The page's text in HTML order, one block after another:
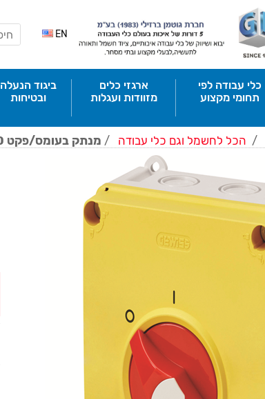
EN
כלי עבודה לפי
תחומי מקצוע
ארגזי כלים
מזוודות ועגלות
ביגוד הנעלה
ובטיחות
/ הכל לחשמל וגם כלי עבודה / מנתק בעומס/פקט IP 66/67/69 3*40